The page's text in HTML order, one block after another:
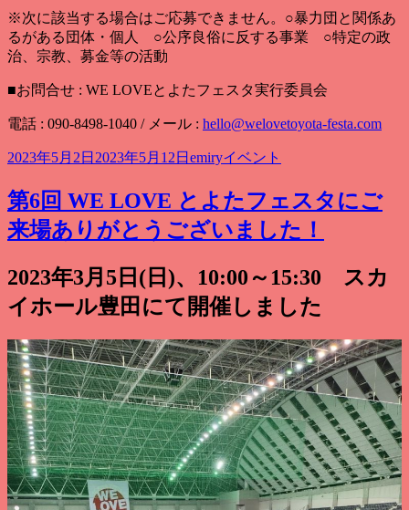
※次に該当する場合はご応募できません。○暴力団と関係あ
るがある団体・個人 ○公序良俗に反する事業 ○特定の政
治、宗教、募金等の活動
■お問合せ : WE LOVEとよたフェスタ実行委員会
電話 : 090-8498-1040 / メール : hello@welovetoyota-festa.com
投
日:
2023年5月2日 2023年5月12日 作
者
emiryカ
ゴ
リ
ー
イベント
第6回 WE LOVE とよたフェスタにご
来場ありがとうございました！
2023年3月5日(日)、10:00～15:30 スカ
イホール豊田にて開催しました